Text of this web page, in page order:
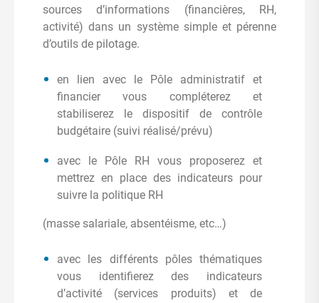
sources d’informations (financières, RH,
activité) dans un système simple et pérenne
d’outils de pilotage.
en lien avec le Pôle administratif et
financier vous compléterez et
stabiliserez le dispositif de contrôle
budgétaire (suivi réalisé/prévu)
avec le Pôle RH vous proposerez et
mettrez en place des indicateurs pour
suivre la politique RH
(masse salariale, absentéisme, etc…)
avec les différents pôles thématiques
vous identifierez des indicateurs
d’activité (services produits) et de